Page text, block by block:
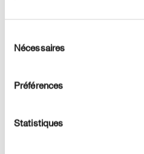
duNécessaires
Préférences
Statistiques
DÉTAILS TECHNIQUES
DES QUESTIONS ?
Ces produits pourraient aussi